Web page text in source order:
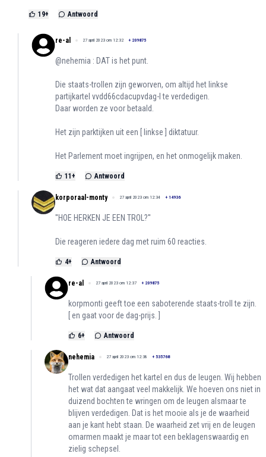
19+ Antwoord
re-al 27 april 2023 om 12:32 + 209875
@nehemia : DAT is het punt.
Die staats-trollen zijn geworven, om altijd het linkse
partijkartel vvdd66cdacupvdag-l te verdedigen.
Daar worden ze voor betaald.
Het zijn parktijken uit een [ linkse ] diktatuur.
Het Parlement moet ingrijpen, en het onmogelijk maken.
11 + Antwoord
korporaal-monty 27 april 2023 om 12:34 + 14936
''HOE HERKEN JE EEN TROL?''
Die reageren iedere dag met ruim 60 reacties.
4+ Antwoord
re-al 27 april 2023 om 12:37 + 209875
korpmonti geeft toe een saboterende staats-troll te zijn.
[ en gaat voor de dag-prijs. ]
6+ Antwoord
nehemia 27 april 2023 om 12:38 + 535768
Trollen verdedigen het kartel en dus de leugen. Wij hebben
het wat dat aangaat veel makkelijk. We hoeven ons niet in
duizend bochten te wringen om de leugen alsmaar te
blijven verdedigen. Dat is het mooie als je de waarheid
aan je kant hebt staan. De waarheid zet vrij en de leugen
omarmen maakt je maar tot een beklagenswaardig en
zielig schepsel.